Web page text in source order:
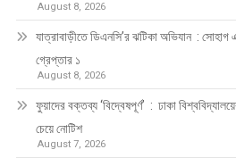
August 8, 2026
যাত্রাবাড়ীতে ডিএনসি’র ঝটিকা অভিযান :
গ্রেপ্তার ১
August 8, 2026
ফুয়াদের বক্তব্য ‘বিদ্বেষপূর্ণ’ : ঢাকা
চেয়ে নোটিশ
August 7, 2026